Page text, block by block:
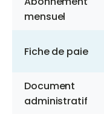
mensuel
Fiche de paie
Document
administratif